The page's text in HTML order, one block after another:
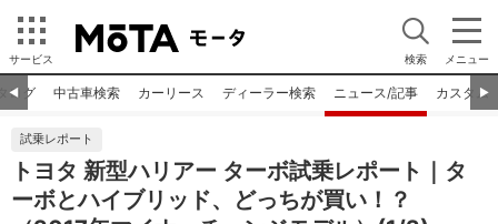
サービス 検索 メニュー
◀︎ ▶︎
ログ 中古車検索 カーリース ディーラー検索 ニュース/記事 カスタム
試乗レポート
トヨタ 新型ハリアー ターボ試乗レポート｜タ
ーボとハイブリッド、どっちが買い！？